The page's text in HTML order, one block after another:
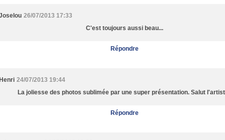
26/07/2013 17:33
C'est toujours aussi beau...
Répondre
Henri 24/07/2013 19:44
La joliesse des photos sublimée par une super présentation. Salut
Répondre